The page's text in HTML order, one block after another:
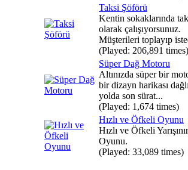
Taksi Şöförü
Kentin sokaklarında
olarak çalışıyorsunuz.
Müşterileri toplayıp
(Played: 206,891 times)
Süper Dağ Motoru
Altınızda süper bir
bir dizayn harikası
yolda son sürat...
(Played: 1,674 times)
Hızlı ve Öfkeli Oyunu
Hızlı ve Öfkeli
Oyunu.
(Played: 33,089 times)